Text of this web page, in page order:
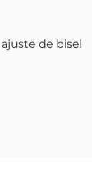
de bisel